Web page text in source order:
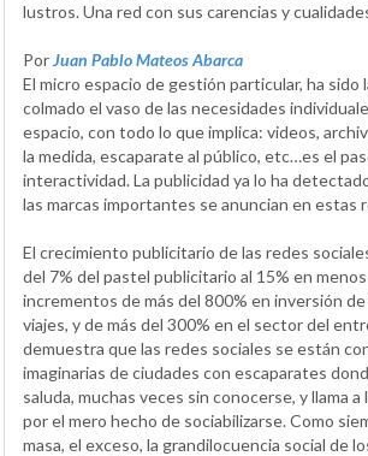
lustros. Una red con sus carencias y
PorJuan Pablo Mateos Abarca
El micro espacio de gestión particular, ha sido
colmado el vaso de las necesidades
espacio, con todo lo que implica: videos,
la medida, escaparate al público, etc…es el
interactividad. La publicidad ya lo ha
las marcas importantes se anuncian en estas
El crecimiento publicitario de las redes
del 7% del pastel publicitario al 15% en
incrementos de más del 800% en inversión
viajes, y de más del 300% en el sector del
demuestra que las redes sociales se están
imaginarias de ciudades con escaparates
saluda, muchas veces sin conocerse, y llama
por el mero hecho de sociabilizarse. Como
masa, el exceso, la grandilocuencia social de